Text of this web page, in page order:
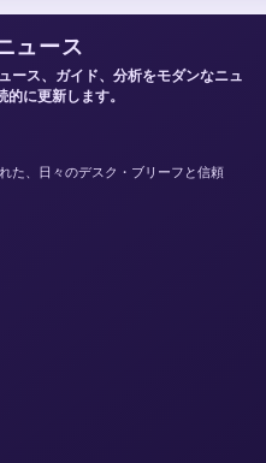
ュース
ース、ガイド、分析をモダンなニュ
に更新します。
た、日々のデスク・ブリーフと信頼